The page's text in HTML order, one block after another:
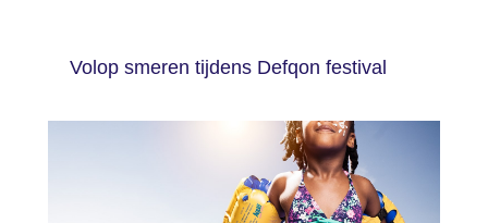
Volop smeren tijdens Defqon festival